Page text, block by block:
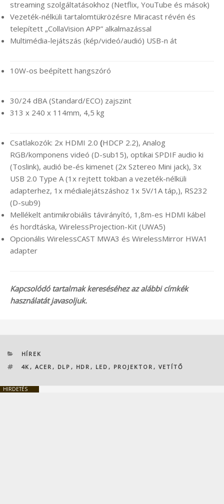
streaming szolgáltatásokhoz (Netflix, YouTube és mások)
Vezeték-nélküli tartalomtükrözésre Miracast révén és
telepített „CollaVision APP” alkalmazással
Multimédia-lejátszás (kép/videó/audió) USB-n át
10W-os beépített hangszóró
30/24 dBA (Standard/ECO) zajszint
313 x 240 x 114mm, 4,5 kg
Csatlakozók: 2x HDMI 2.0 (HDCP 2.2), Analog
RGB/komponens videó (D-sub15), optikai SPDIF audio ki
(Toslink), audió be-és kimenet (2x Sztereo Mini jack), 3x
USB 2.0 Type A (1x rejtett tokban a vezeték-nélküli
adapterhez, 1x médialejátszáshoz 1x 5V/1A táp,), RS232
(D-sub9)
Mellékelt antimikrobiális távirányító, 1,8m-es HDMI kábel
és hordtáska, WirelessProjection-Kit (UWA5)
Opcionális WirelessCAST MWA3 és WirelessMirror HWA1
adapter
Kapcsolódó tartalmak kereséséhez az alábbi címkék
használatát javasoljuk.
KATEGÓRIÁK
HÍREK
CÍMKÉK
4K , ACER , DLP , HDR , LED , PROJEKTOR , VETÍTŐ
HIRDETÉS